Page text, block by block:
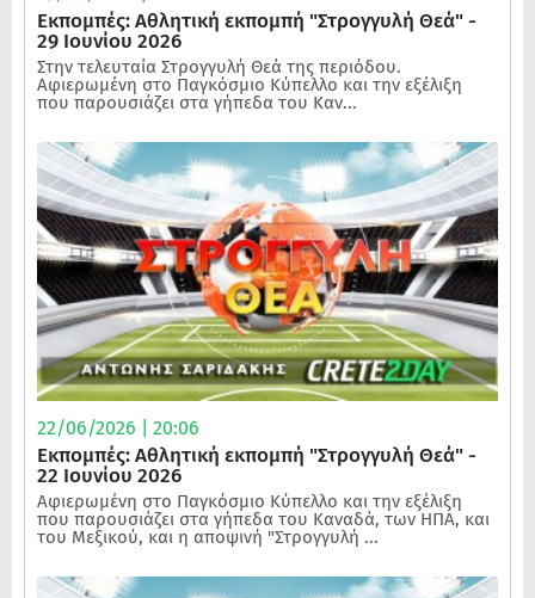
Εκπομπές: Αθλητική εκπομπή "Στρογγυλή Θεά" -
29 Ιουνίου 2026
Στην τελευταία Στρογγυλή Θεά της περιόδου.
Αφιερωμένη στο Παγκόσμιο Κύπελλο και την εξέλιξη
που παρουσιάζει στα γήπεδα του Καν...
22/06/2026 | 20:06
Εκπομπές: Αθλητική εκπομπή "Στρογγυλή Θεά" -
22 Ιουνίου 2026
Αφιερωμένη στο Παγκόσμιο Κύπελλο και την εξέλιξη
που παρουσιάζει στα γήπεδα του Καναδά, των ΗΠΑ, και
του Μεξικού, και η αποψινή "Στρογγυλή ...